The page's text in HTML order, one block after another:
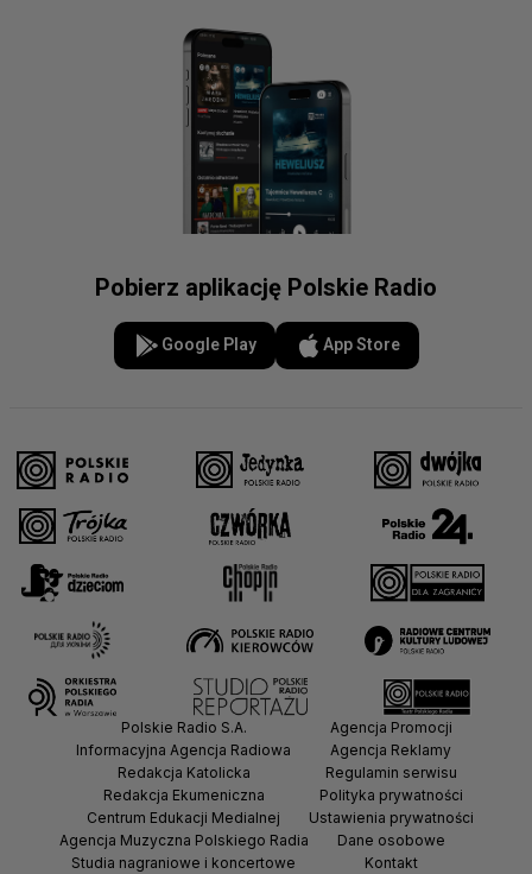
Taekwondo
Tenis stołowy
Tenis ziemny
Triathlon
Wioślarstwo
Zapasy
Żeglarstwo
Pobierz aplikację Polskie Radio
Google Play App Store
Polskie Radio S.A.
Informacyjna Agencja Radiowa
Redakcja Katolicka
Redakcja Ekumeniczna
Centrum Edukacji Medialnej
Agencja Muzyczna Polskiego Radia
Studia nagraniowe i koncertowe
Agencja Promocji
Agencja Reklamy
Regulamin serwisu
Polityka prywatności
Ustawienia prywatności
Dane osobowe
Kontakt